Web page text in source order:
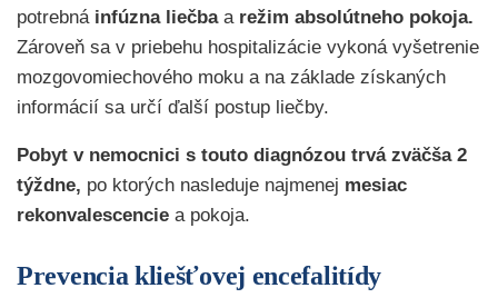
potrebná infúzna liečbaa režim absolútneho pokoja.
Zároveň sa v priebehu hospitalizácie vykoná vyšetrenie
mozgovomiechového moku a na základe získaných
informácií sa určí ďalší postup liečby.
Pobyt v nemocnici s touto diagnózou trvá zväčša 2
týždne, po ktorých nasleduje najmenej mesiac
rekonvalescencie a pokoja.
Prevencia kliešťovej encefalitídy